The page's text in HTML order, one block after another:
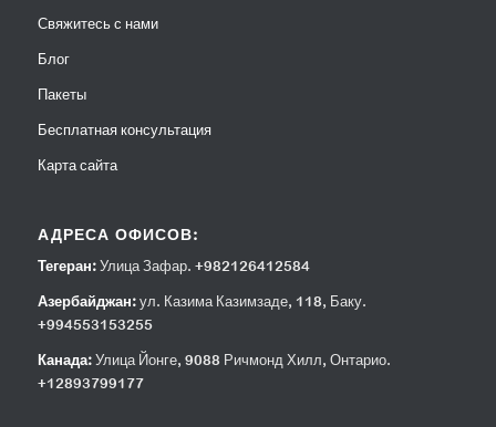
Свяжитесь с нами
Блог
Пакеты
Бесплатная консультация
Карта сайта
АДРЕСА ОФИСОВ:
Тегеран:Улица Зафар. +982126412584
Азербайджан: ул. Казима Казимзаде, 118, Баку.
+994553153255
Канада:Улица Йонге, 9088 Ричмонд Хилл, Онтарио.
+12893799177